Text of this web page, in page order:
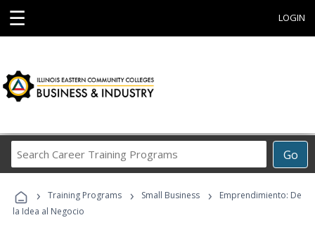
☰ LOGIN
Go
Career
Programs
› Training Programs › Small Business ›
Emprendimiento: De
la Idea al Negocio